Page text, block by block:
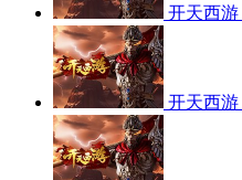
开天西游
开天西游